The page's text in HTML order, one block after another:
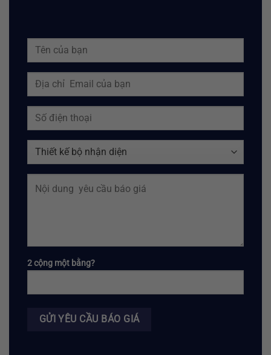
2 cộng một bằng?